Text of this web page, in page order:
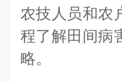
农技人员和农
程了解田间病
略。